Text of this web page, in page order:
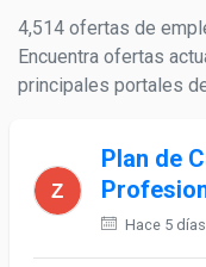
4,514 ofertas de
Encuentra ofertas
principales portales
Plan de
Hace 5 días